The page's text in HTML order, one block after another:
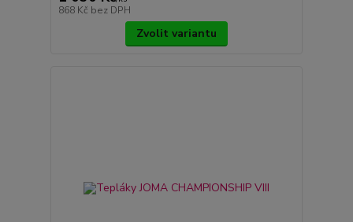
868 Kč bez DPH
Zvolit variantu